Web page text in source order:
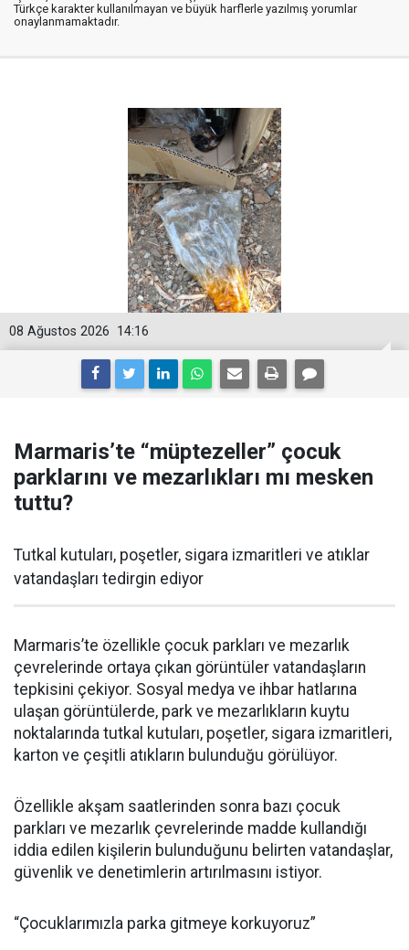
Türkçe karakter kullanılmayan ve büyük harflerle yazılmış yorumlar
onaylanmamaktadır.
14:16
08 Ağustos 2026
Marmaris’te “müptezeller” çocuk
parklarını ve mezarlıkları mı mesken
tuttu?
Tutkal kutuları, poşetler, sigara izmaritleri ve atıklar
vatandaşları tedirgin ediyor
Marmaris’te özellikle çocuk parkları ve mezarlık
çevrelerinde ortaya çıkan görüntüler vatandaşların
tepkisini çekiyor. Sosyal medya ve ihbar hatlarına
ulaşan görüntülerde, park ve mezarlıkların kuytu
noktalarında tutkal kutuları, poşetler, sigara izmaritleri,
karton ve çeşitli atıkların bulunduğu görülüyor.
Özellikle akşam saatlerinden sonra bazı çocuk
parkları ve mezarlık çevrelerinde madde kullandığı
iddia edilen kişilerin bulunduğunu belirten vatandaşlar,
güvenlik ve denetimlerin artırılmasını istiyor.
“Çocuklarımızla parka gitmeye korkuyoruz”